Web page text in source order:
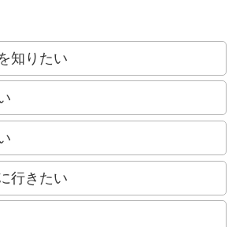
知りたい
行きたい